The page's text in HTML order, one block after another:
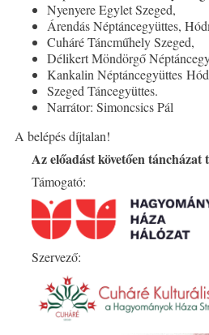
Nyenyere Egylet Szeged,
Árendás Néptáncegyüttes,
Cuháré Táncműhely Szeged,
Délikert Möndörgő
Kankalin Néptáncegyüttes
Szeged Táncegyüttes.
Narrátor: Simoncsics Pál
A belépés díjtalan!
Az előadást követően
Támogató:
Szervező: